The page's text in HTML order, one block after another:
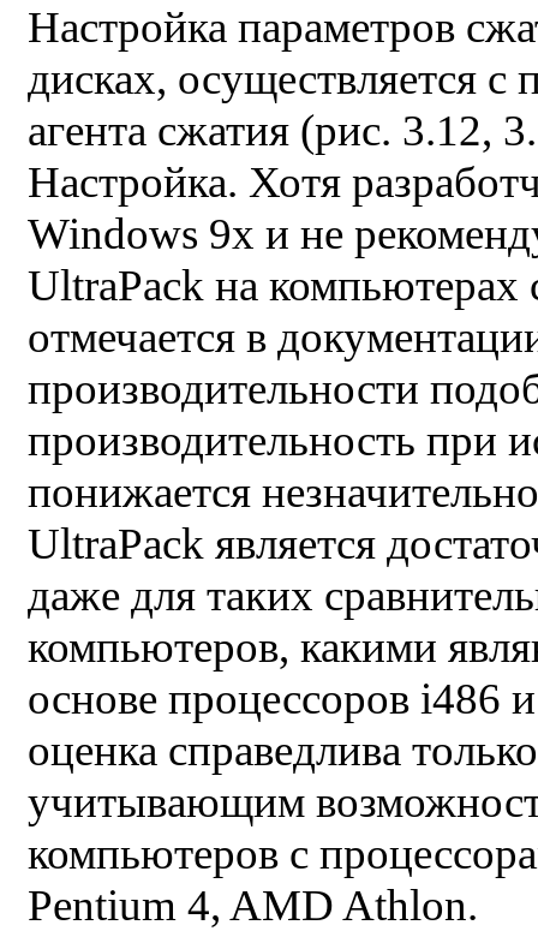
Настройка параметров
дисках, осуществляется
агента сжатия (рис. 3.12,
Настройка. Хотя
Windows 9x и не
UltraPack на компьютерах
отмечается в
производительности
производительность при
понижается
UltraPack является
даже для таких
компьютеров, какими
основе процессоров i486
оценка справедлива
учитывающим
компьютеров с
Pentium 4, AMD Athlon.